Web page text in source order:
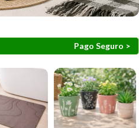
Pago Seguro >